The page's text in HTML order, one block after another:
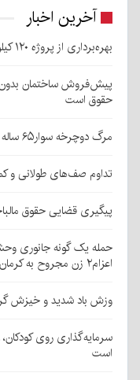
آخرین اخبار
بهره‌برداری از پروژه ۱۲۰ کیلومتری فیبرنوری روستایی در قلعه‌گنج
پیش‌فروش ساختمان بدون
حقوق است
مرگ دوچرخه سوار۶۵ ساله در مسیر باغین
تداوم صف‌های طولانی و
پیگیری قضایی حقوق
حمله یک گونه جانوری
اعزام۲ زن مجروح به کرمان
وزش باد شدید و خیزش
سرمایه‌گذاری روی
است